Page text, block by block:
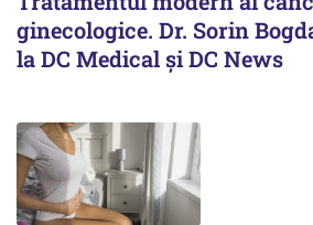
ginecologice. Dr. Sorin
la DC Medical și DC News